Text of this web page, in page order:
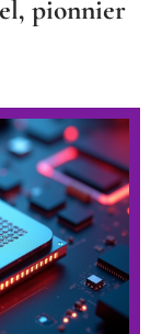
pionnier